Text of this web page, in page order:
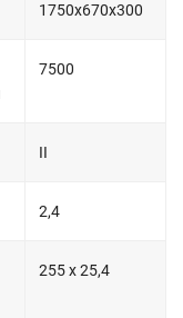
1750х670х300
7500
II
2,4
255 х 25,4